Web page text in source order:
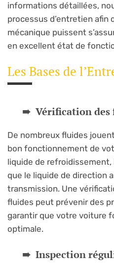
informations détaillées,
processus d’entretien afin
mécanique puissent
en excellent état de
Les Bases de
Vérification des
De nombreux fluides
bon fonctionnement de
liquide de refroidissement,
que le liquide de direction
transmission. Une
fluides peut prévenir des
garantir que votre voiture
optimale.
Inspection